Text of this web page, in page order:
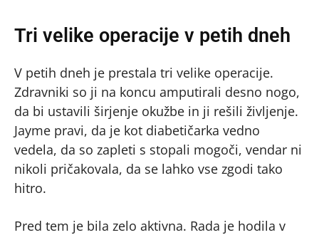
Tri velike operacije v petih dneh
V petih dneh je prestala tri velike operacije.
Zdravniki so ji na koncu amputirali desno nogo,
da bi ustavili širjenje okužbe in ji rešili življenje.
Jayme pravi, da je kot diabetičarka vedno
vedela, da so zapleti s stopali mogoči, vendar ni
nikoli pričakovala, da se lahko vse zgodi tako
hitro.
Pred tem je bila zelo aktivna. Rada je hodila v